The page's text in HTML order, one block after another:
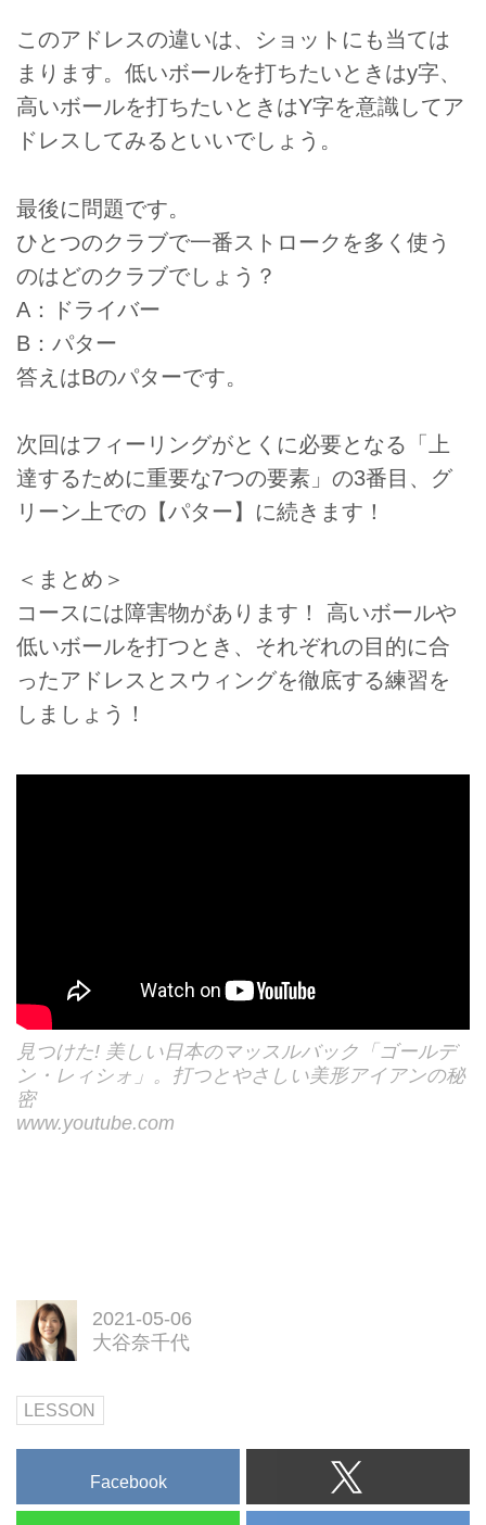
このアドレスの違いは、ショットにも当ては
まります。低いボールを打ちたいときはy字、
高いボールを打ちたいときはY字を意識してア
ドレスしてみるといいでしょう。
最後に問題です。
ひとつのクラブで一番ストロークを多く使う
のはどのクラブでしょう？
A：ドライバー
B：パター
答えはBのパターです。
次回はフィーリングがとくに必要となる「上
達するために重要な7つの要素」の3番目、グ
リーン上での【パター】に続きます！
＜まとめ＞
コースには障害物があります！ 高いボールや
低いボールを打つとき、それぞれの目的に合
ったアドレスとスウィングを徹底する練習を
しましょう！
見つけた! 美しい日本のマッスルバック「ゴールデ
ン・レィシォ」。打つとやさしい美形アイアンの秘
密
www.youtube.com
2021-05-06
大谷奈千代
LESSON
Facebook